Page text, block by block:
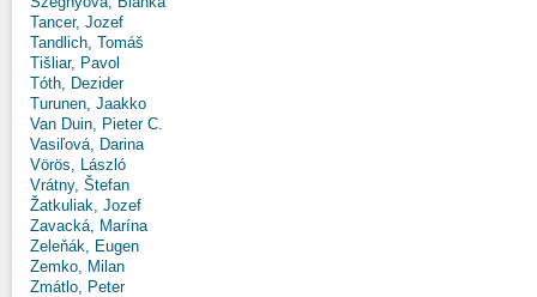
Tancer, Jozef
Tandlich, Tomáš
Tišliar, Pavol
Tóth, Dezider
Turunen, Jaakko
Van Duin, Pieter C.
Vasiľová, Darina
Vörös, László
Vrátny, Štefan
Žatkuliak, Jozef
Zavacká, Marína
Zeleňák, Eugen
Zemko, Milan
Zmátlo, Peter